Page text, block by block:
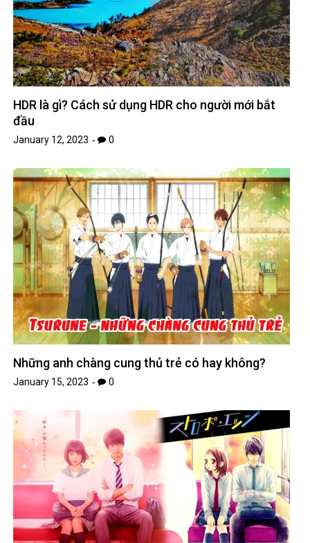
HDR là gì? Cách sử dụng HDR cho người mới bắt
đầu
January 12, 2023 0
Những anh chàng cung thủ trẻ có hay không?
January 15, 2023 0